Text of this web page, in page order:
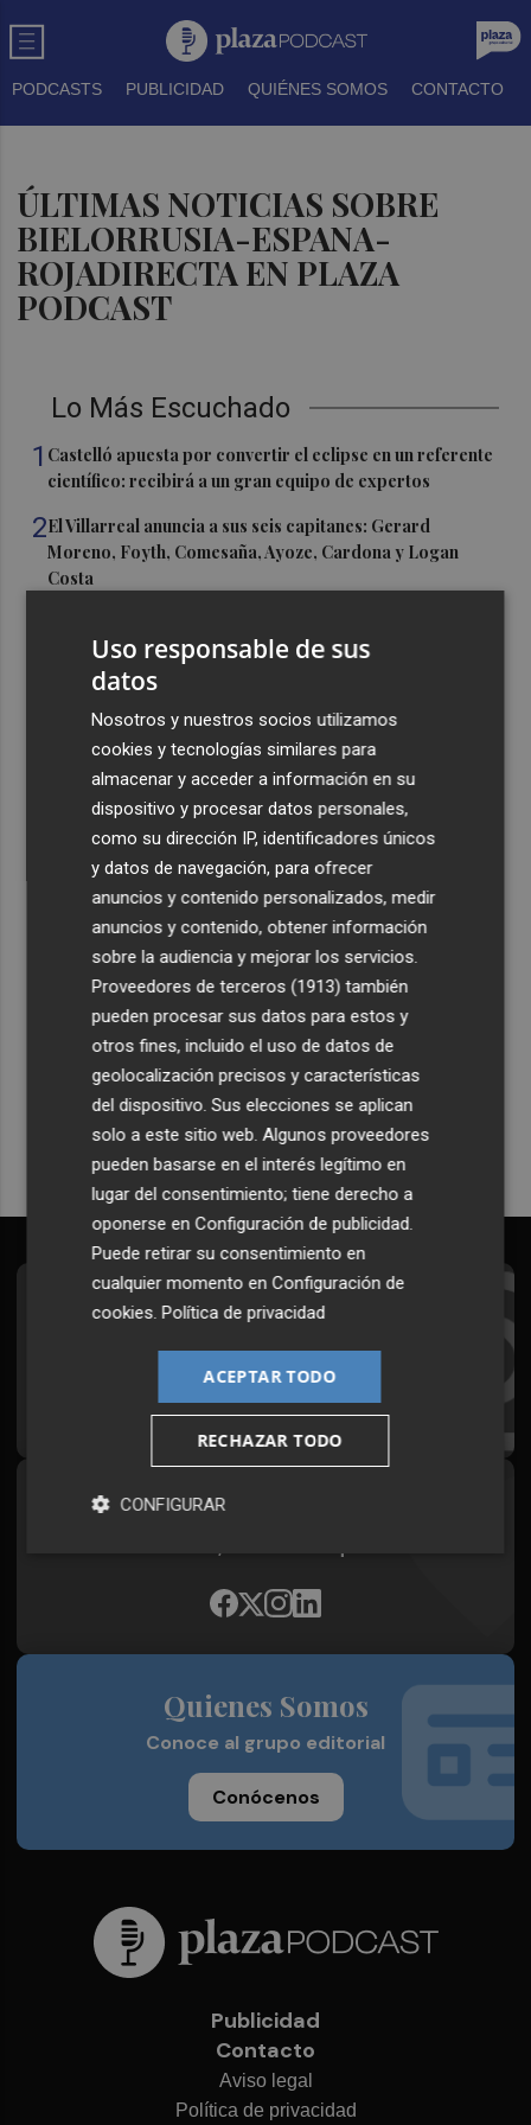
PODCASTS PUBLICIDAD QUIÉNES SOMOS CONTACTO
ÚLTIMAS NOTICIAS SOBRE
BIELORRUSIA-ESPANA-
ROJADIRECTA EN PLAZA
PODCAST
Lo Más Escuchado
1 Castelló apuesta por convertir el eclipse en un referente
científico: recibirá a un gran equipo de expertos
2El Villarreal anuncia a sus seis capitanes: Gerard
Moreno, Foyth, Comesaña, Ayoze, Cardona y Logan
Costa
una lesión muscular
San Javier da viabilidad al nuevo contrato del transporte
urbano y a un hotel de cuatro estrellas en La Manga con
324 habitaciones
Estos son los estrenos que abren la cartelera en agosto:
de la comedia 'El último mono' a una nueva entrega de
'La Patrulla Canina'
Recibe toda la actualidad de
Plaza Podcast en tu correo
Quiero suscribirme
Suscríbete al Boletín
Todos los días a primera hora en tu email
¡Quiero suscribirme!
Síguenos en redes
Quienes Somos
Conoce al grupo editorial
Conócenos
Publicidad
Contacto
Aviso legal
Política de privacidad
Uso responsable de sus
datos
Nosotros y nuestros socios utilizamos
cookies y tecnologías similares para
almacenar y acceder a información en su
dispositivo y procesar datos personales,
como su dirección IP, identificadores únicos
y datos de navegación, para ofrecer
anuncios y contenido personalizados, medir
anuncios y contenido, obtener información
sobre la audiencia y mejorar los servicios.
Proveedores de terceros (1913) también
pueden procesar sus datos para estos y
otros fines, incluido el uso de datos de
geolocalización precisos y características
del dispositivo. Sus elecciones se aplican
solo a este sitio web. Algunos proveedores
pueden basarse en el interés legítimo en
lugar del consentimiento; tiene derecho a
oponerse enConfiguración de publicidad
Puede retirar su consentimiento en
cualquier momento enConfiguración de
cookies .Política de privacidad
ACEPTAR TODO
RECHAZAR TODO
CONFIGURAR